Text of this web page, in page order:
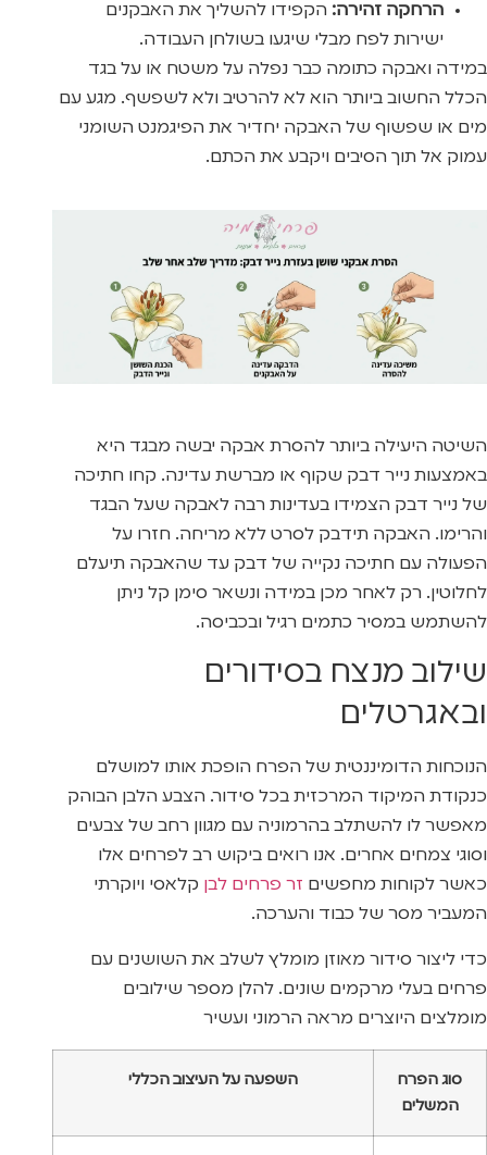
הרחקה זהירה: הקפידו להשליך את האבקנים
ישירות לפח מבלי שיגעו בשולחן העבודה.
במידה ואבקה כתומה כבר נפלה על משטח או על בגד
הכלל החשוב ביותר הוא לא להרטיב ולא לשפשף. מגע עם
מים או שפשוף של האבקה יחדיר את הפיגמנט השומני
עמוק אל תוך הסיבים ויקבע את הכתם.
השיטה היעילה ביותר להסרת אבקה יבשה מבגד היא
באמצעות נייר דבק שקוף או מברשת עדינה. קחו חתיכה
של נייר דבק הצמידו בעדינות רבה לאבקה שעל הבגד
והרימו. האבקה תידבק לסרט ללא מריחה. חזרו על
הפעולה עם חתיכה נקייה של דבק עד שהאבקה תיעלם
לחלוטין. רק לאחר מכן במידה ונשאר סימן קל ניתן
להשתמש במסיר כתמים רגיל ובכביסה.
שילוב מנצח בסידורים
ובאגרטלים
הנוכחות הדומיננטית של הפרח הופכת אותו למושלם
כנקודת המיקוד המרכזית בכל סידור. הצבע הלבן הבוהק
מאפשר לו להשתלב בהרמוניה עם מגוון רחב של צבעים
וסוגי צמחים אחרים. אנו רואים ביקוש רב לפרחים אלו
כאשר לקוחות מחפשים זר פרחים לבן קלאסי ויוקרתי
המעביר מסר של כבוד והערכה.
כדי ליצור סידור מאוזן מומלץ לשלב את השושנים עם
פרחים בעלי מרקמים שונים. להלן מספר שילובים
מומלצים היוצרים מראה הרמוני ועשיר
סוג הפרח
המשלים
השפעה על העיצוב הכללי